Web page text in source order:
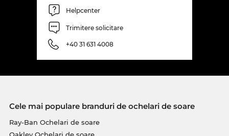
Helpcenter
Trimitere solicitare
+40 31 631 4008
Cele mai populare branduri de ochelari de soare
Ray-Ban Ochelari de soare